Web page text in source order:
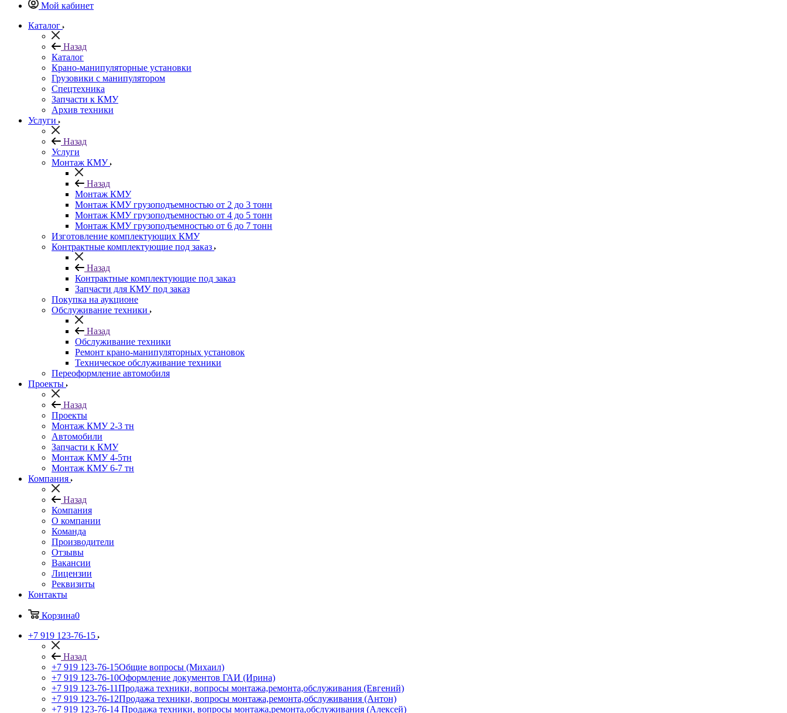
Мой кабинет
Каталог
Назад
Каталог
Крано-манипуляторные установки
Грузовики с манипулятором
Спецтехника
Запчасти к КМУ
Архив техники
Услуги
Назад
Услуги
Монтаж КМУ
Назад
Монтаж КМУ
Монтаж КМУ грузоподъемностью от 2 до 3 тонн
Монтаж КМУ грузоподъемностью от 4 до 5 тонн
Монтаж КМУ грузоподъемностью от 6 до 7 тонн
Изготовление комплектующих КМУ
Контрактные комплектующие под заказ
Назад
Контрактные комплектующие под заказ
Запчасти для КМУ под заказ
Покупка на аукционе
Обслуживание техники
Назад
Обслуживание техники
Ремонт крано-манипуляторных установок
Техническое обслуживание техники
Переоформление автомобиля
Проекты
Назад
Проекты
Монтаж КМУ 2-3 тн
Автомобили
Запчасти к КМУ
Монтаж КМУ 4-5тн
Монтаж КМУ 6-7 тн
Компания
Назад
Компания
О компании
Команда
Производители
Отзывы
Вакансии
Лицензии
Реквизиты
Контакты
Корзина0
+7 919 123-76-15
Назад
+7 919 123-76-15Общие вопросы (Михаил)
+7 919 123-76-10Оформление документов ГАИ (Ирина)
+7 919 123-76-11Продажа техники, вопросы монтажа,ремонта,обслуживания (Евгений)
+7 919 123-76-12Продажа техники, вопросы монтажа,ремонта,обслуживания (Антон)
+7 919 123-76-14 Продажа техники, вопросы монтажа,ремонта,обслуживания (Алексей)